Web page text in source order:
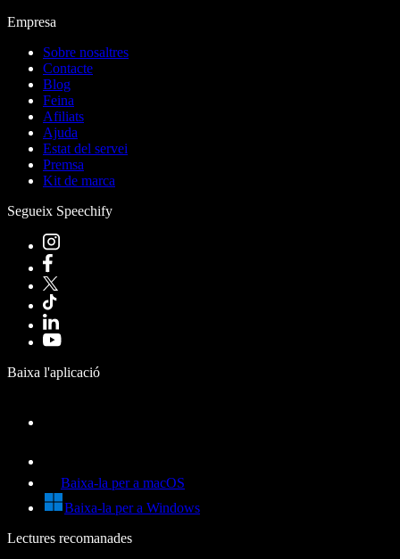
Empresa
Sobre nosaltres
Contacte
Blog
Feina
Afiliats
Ajuda
Estat del servei
Premsa
Kit de marca
Segueix Speechify
Baixa l'aplicació
Baixa-la per a macOS
Baixa-la per a Windows
Lectures recomanades